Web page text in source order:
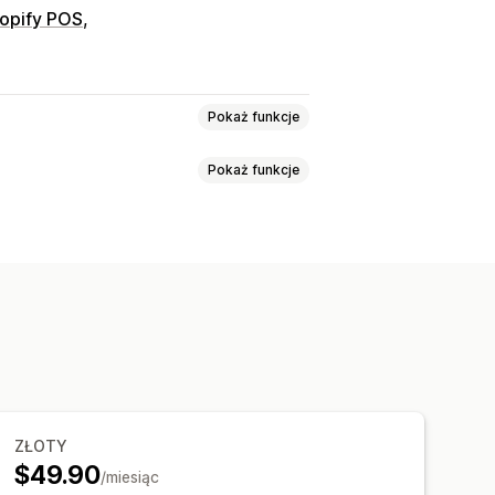
POS
Pokaż funkcje
zapasów
Pokaż funkcje
webhook
ZŁOTY
$49.90/miesiąc